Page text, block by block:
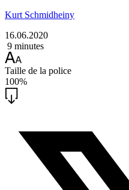
Kurt Schmidheiny
16.06.2020
9 minutes
Taille de la police
100%